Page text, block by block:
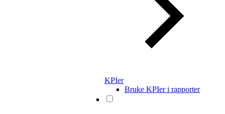
KPIer
Bruke KPIer i rapporter